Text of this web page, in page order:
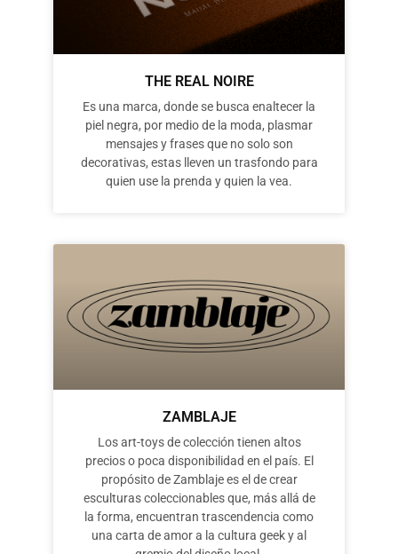
THE REAL NOIRE
Es una marca, donde se busca enaltecer la
piel negra, por medio de la moda, plasmar
mensajes y frases que no solo son
decorativas, estas lleven un trasfondo para
quien use la prenda y quien la vea.
ZAMBLAJE
Los art-toys de colección tienen altos
precios o poca disponibilidad en el país. El
propósito de Zamblaje es el de crear
esculturas coleccionables que, más allá de
la forma, encuentran trascendencia como
una carta de amor a la cultura geek y al